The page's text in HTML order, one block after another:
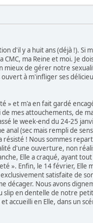
d'il y a huit ans (déjà !). Si
ma Reine et moi. Je
de gérer notre
à m'infliger ses
» et m'a en fait gardé
mes attouchements, de
le week-end du 24-25
(sec mais rempli de
! Nous sommes
d'une ouverture, non
Elle a craqué, ayant
». Enfin, le 14 février,
satisfaite de
décager. Nous avons
en dentelle de notre
accueilli en Elle, dans un